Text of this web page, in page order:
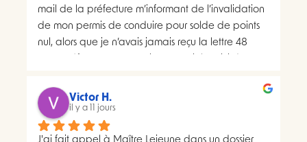
mail de la préfecture m’informant de l’invalidation
de mon permis de conduire pour solde de points
nul, alors que je n’avais jamais reçu la lettre 48
distributions à deux dates différentes, ce qui me
semblait présenter une anomalie nécessitant une
analyse juridique.Après avoir consulté les
Victor H.
il y a 11 jours